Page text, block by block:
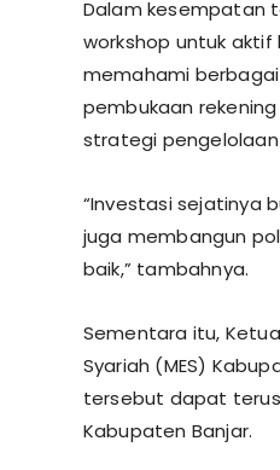
Dalam kesempatan
workshop untuk
memahami
pembukaan
strategi pengelolaan
“Investasi sejatinya
juga membangun
baik,” tambahnya.
Sementara itu,
Syariah (MES)
tersebut dapat
Kabupaten Banjar.